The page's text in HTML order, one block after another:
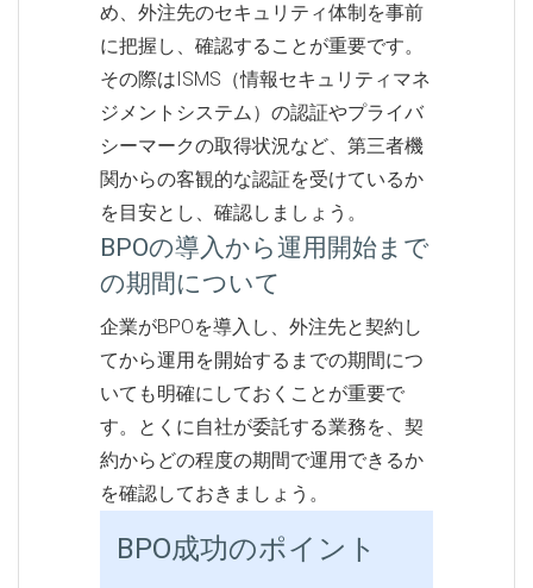
め、外注先のセキュリティ体制を事前
に把握し、確認することが重要です。
その際はISMS（情報セキュリティマネ
ジメントシステム）の認証やプライバ
シーマークの取得状況など、第三者機
関からの客観的な認証を受けているか
を目安とし、確認しましょう。
BPOの導入から運用開始まで
の期間について
企業がBPOを導入し、外注先と契約し
てから運用を開始するまでの期間につ
いても明確にしておくことが重要で
す。とくに自社が委託する業務を、契
約からどの程度の期間で運用できるか
を確認しておきましょう。
BPO成功のポイント